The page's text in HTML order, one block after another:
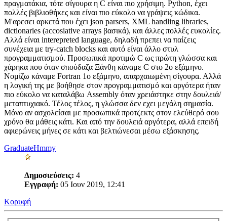
πραγματάκια, τότε σίγουρα η C είναι πιο χρήσιμη. Python, έχει
πολλές βιβλιοθήκες και είναι πιο εύκολο να γράψεις κώδικα.
Μ'αρεσει αρκετά που έχει json parsers, XML handling libraries,
dictionaries (accosiative arrays βασικά), και άλλες πολλές ευκολίες.
Αλλά είναι interepreted language, δηλαδή πρεπει να παίζεις
συνέχεια με try-catch blocks και αυτό είναι άλλο στυλ
προγραμματισμού. Προσωπικά προτιμώ C ως πρώτη γλώσσα και
χάρηκα που όταν σπούδαζα Ξάνθη κάναμε C στο 2ο εξάμηνο.
Νομίζω κάναμε Fortran 1ο εξάμηνο, απαρχαιωμένη σίγουρα. Αλλά
η λογική της με βοήθησε στον προγραμματισμό και αργότερα ήταν
πιο εύκολο να καταλάβω Assembly όταν χρειάστηκε στην δουλειά/
μεταπτυχιακό. Τέλος τέλος, η γλώσσα δεν εχει μεγάλη σημασία.
Μόνο αν ασχολείσαι με προσωπικά προτζεκτς στον ελεύθερό σου
χρόνο θα μάθεις κάτι. Και από την δουλειά αργότερα, αλλά επειδή
αφιερώνεις μήνες σε κάτι και βελτιώνεσαι μέσω εξάσκησης.
GraduateHmmy
Δημοσιεύσεις: 4
Εγγραφή: 05 Ιουν 2019, 12:41
Κορυφή